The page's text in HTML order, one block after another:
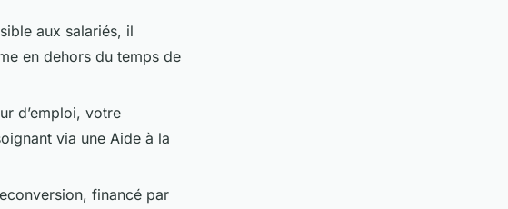
aux salariés, il
en dehors du temps de
d’emploi, votre
via une Aide à la
financé par